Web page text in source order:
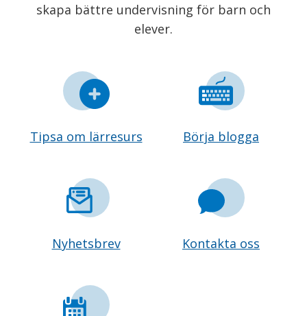
skapa bättre undervisning för barn och
elever.
Tipsa om lärresurs Börja blogga
Nyhetsbrev Kontakta oss